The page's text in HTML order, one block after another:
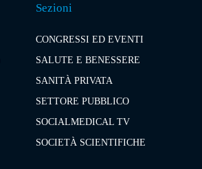
Sezioni
CONGRESSI ED EVENTI
SALUTE E BENESSERE
SANITÀ PRIVATA
SETTORE PUBBLICO
SOCIALMEDICAL TV
SOCIETÀ SCIENTIFICHE